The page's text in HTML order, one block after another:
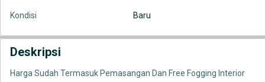
Kondisi Baru
Deskripsi
Harga Sudah Termasuk Pemasangan Dan Free Fogging Interior